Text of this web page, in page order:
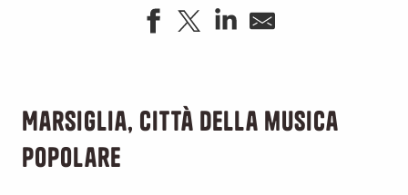
Marsiglia, città della musica
popolare